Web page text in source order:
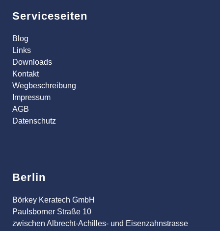
Serviceseiten
Blog
Links
Downloads
Kontakt
Wegbeschreibung
Impressum
AGB
Datenschutz
Berlin
Börkey Keratech GmbH
Paulsborner Straße 10
zwischen Albrecht-Achilles- und Eisenzahnstrasse